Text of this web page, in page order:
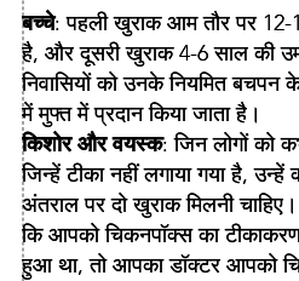
बच्चे: पहली खुराक आम तौर पर 12-
है, और दूसरी खुराक 4-6 साल की
निवासियों को उनके नियमित
में मुफ्त में प्रदान किया जाता है।
किशोर और वयस्क: जिन लोगों को
जिन्हें टीका नहीं लगाया गया है,
अंतराल पर दो खुराक मिलनी
कि आपको चिकनपॉक्स का
हुआ था, तो आपका डॉक्टर आपको